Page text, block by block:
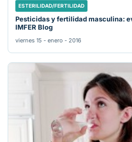
ESTERILIDAD/FERTILIDAD
Pesticidas y fertilidad masculina:
IMFER Blog
viernes 15 - enero - 2016